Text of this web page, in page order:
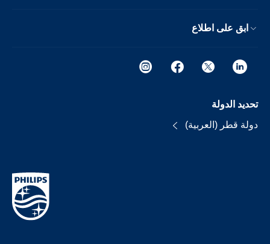
ابق على اطلاع
تحديد الدولة
دولة قطر (العربية)